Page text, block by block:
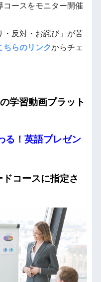
コースをモニター開催
・反対・お詫び」が苦
ちらのリンクからチェ
学習動画プラット
る！英語プレゼン
コースに指定さ